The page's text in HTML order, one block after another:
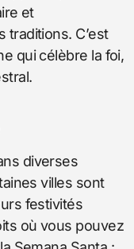
et
C’est
qui célèbre la foi,
diverses
villes sont
festivités
où vous pouvez